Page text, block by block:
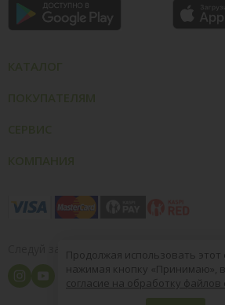
Следуй за намиПродолжая использовать этот
нажимая кнопку «Принимаю»,
согласие на обработку файлов